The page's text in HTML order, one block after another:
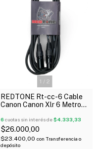
1 / 2
REDTONE Rt-cc-6 Cable
Canon Canon Xlr 6 Metros
6 cuotas sin interés de$4.333,33
$26.000,00
$23.400,00 con Transferencia o
depósito